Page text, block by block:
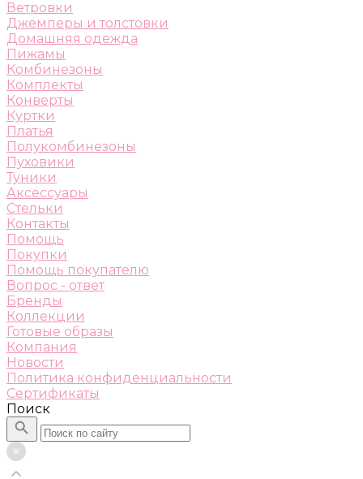
Ветровки
Джемперы и толстовки
Домашняя одежда
Пижамы
Комбинезоны
Комплекты
Конверты
Куртки
Платья
Полукомбинезоны
Пуховики
Туники
Аксессуары
Стельки
Контакты
Помощь
Покупки
Помощь покупателю
Вопрос - ответ
Бренды
Коллекции
Готовые образы
Компания
Новости
Политика конфиденциальности
Сертификаты
Поиск